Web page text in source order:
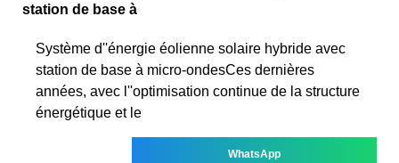
station de base à
Système d''énergie éolienne solaire hybride avec
station de base à micro-ondesCes dernières
années, avec l''optimisation continue de la structure
énergétique et le
WhatsApp